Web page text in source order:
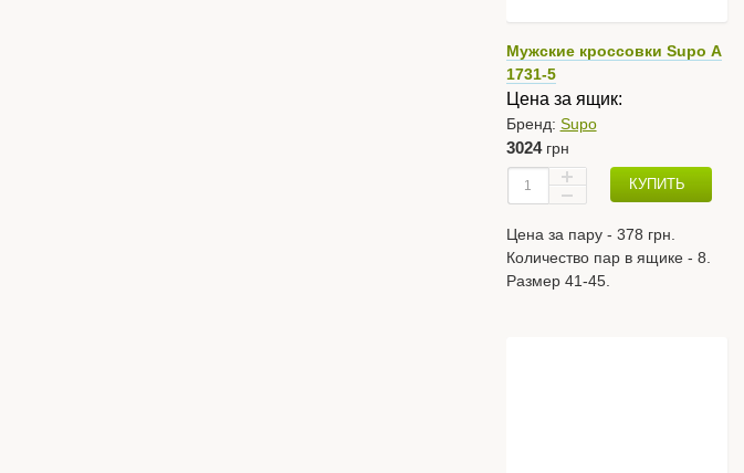
Мужские кроссовки Supo А
1731-5
Цена за ящик:
Бренд: Supo
3024 грн
КУПИТЬ
Цена за пару - 378 грн.
Количество пар в ящике - 8.
Размер 41-45.